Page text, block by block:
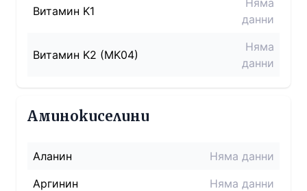
Витамин K1
Няма
данни
Витамин K2 (MK04)
Няма
данни
Аминокиселини
Аланин
Няма данни
Аргинин
Няма данни